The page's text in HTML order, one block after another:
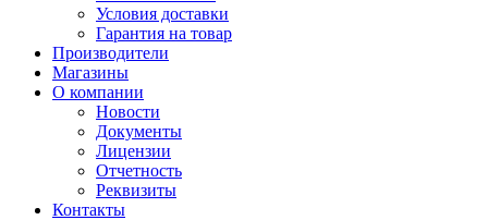
Условия доставки
Гарантия на товар
Производители
Магазины
О компании
Новости
Документы
Лицензии
Отчетность
Реквизиты
Контакты